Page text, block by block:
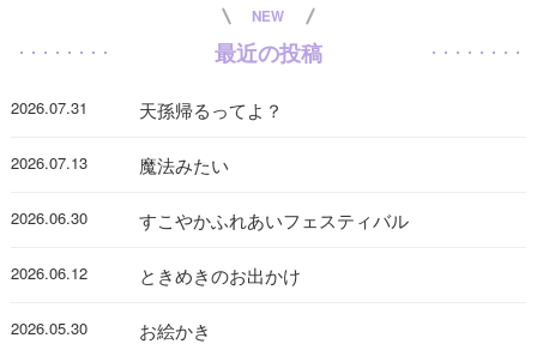
NEW
最近の投稿
2026.07.31 天孫帰るってよ？
2026.07.13 魔法みたい
2026.06.30 すこやかふれあいフェスティバル
2026.06.12 ときめきのお出かけ
2026.05.30 お絵かき